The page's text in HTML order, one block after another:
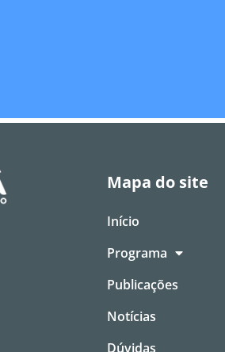
Mapa do site
Início
Programa
Publicações
Notícias
Dúvidas